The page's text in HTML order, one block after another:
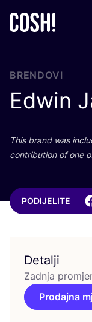
BRENDOVI
Edwin
This brand was
con­tri­bu­ti­on of one
PODIJELITE
Detalji
Zadnja
Prodajna